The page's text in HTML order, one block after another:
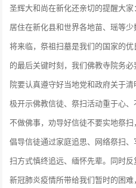
圣辉大和尚在新化还亲切的提醒大
居住在新化县和世界各地苗、瑶等
将来临，祭祖扫墓是我们的国家的
的最后关键时刻，我们佛教寺院务
院要认真遵守好当地党和政府关于
极开示佛教信徒、祭扫活动重于心
不做佛事，劝导好信徒不要实地祭扫
倡导信徒通过家庭追思、网络祭扫
扫方式慎终追远、缅怀先辈。同时
新冠肺炎疫情所带给我们暂时的困